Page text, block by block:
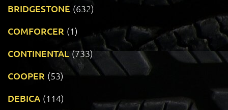
BRIDGESTONE (632)
COMFORCER (1)
CONTINENTAL (733)
COOPER (53)
DEBICA (114)